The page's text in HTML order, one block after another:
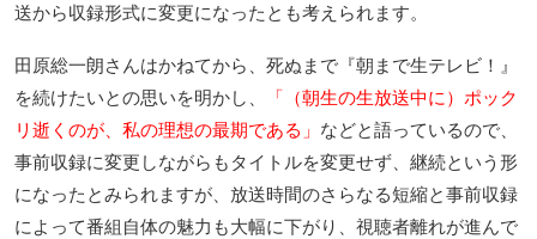
送から収録形式に変更になったとも考えられます。
田原総一朗さんはかねてから、死ぬまで『朝まで生テレビ！』
を続けたいとの思いを明かし、
「（朝生の生放送中に）ポック
リ逝くのが、私の理想の最期である」 などと語っているので、
事前収録に変更しながらもタイトルを変更せず、継続という形
になったとみられますが、放送時間のさらなる短縮と事前収録
によって番組自体の魅力も大幅に下がり、視聴者離れが進んで